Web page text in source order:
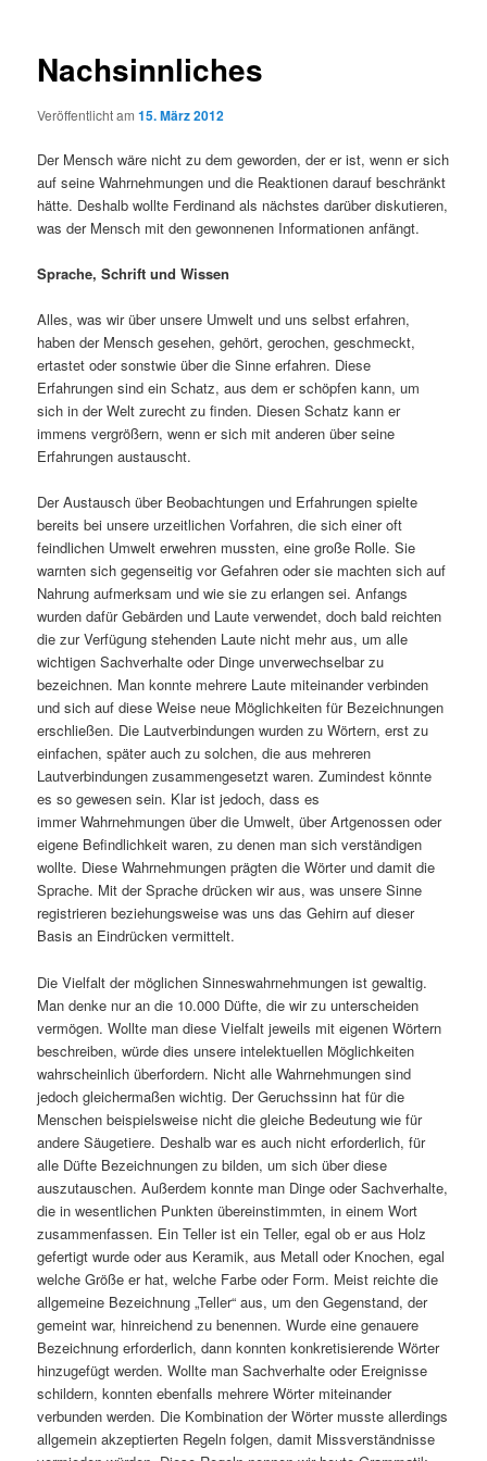
Nachsinnliches
Veröffentlicht am15. März 2012
Der Mensch wäre nicht zu dem geworden, der er ist, wenn er sich
auf seine Wahrnehmungen und die Reaktionen darauf beschränkt
hätte. Deshalb wollte Ferdinand als nächstes darüber diskutieren,
was der Mensch mit den gewonnenen Informationen anfängt.
Sprache, Schrift und Wissen
Alles, was wir über unsere Umwelt und uns selbst erfahren,
haben der Mensch gesehen, gehört, gerochen, geschmeckt,
ertastet oder sonstwie über die Sinne erfahren. Diese
Erfahrungen sind ein Schatz, aus dem er schöpfen kann, um
sich in der Welt zurecht zu finden. Diesen Schatz kann er
immens vergrößern, wenn er sich mit anderen über seine
Erfahrungen austauscht.
Der Austausch über Beobachtungen und Erfahrungen spielte
bereits bei unsere urzeitlichen Vorfahren, die sich einer oft
feindlichen Umwelt erwehren mussten, eine große Rolle. Sie
warnten sich gegenseitig vor Gefahren oder sie machten sich auf
Nahrung aufmerksam und wie sie zu erlangen sei. Anfangs
wurden dafür Gebärden und Laute verwendet, doch bald reichten
die zur Verfügung stehenden Laute nicht mehr aus, um alle
wichtigen Sachverhalte oder Dinge unverwechselbar zu
bezeichnen. Man konnte mehrere Laute miteinander verbinden
und sich auf diese Weise neue Möglichkeiten für Bezeichnungen
erschließen. Die Lautverbindungen wurden zu Wörtern, erst zu
einfachen, später auch zu solchen, die aus mehreren
Lautverbindungen zusammengesetzt waren. Zumindest könnte
es so gewesen sein. Klar ist jedoch, dass es
immer Wahrnehmungen über die Umwelt, über Artgenossen oder
eigene Befindlichkeit waren, zu denen man sich verständigen
wollte. Diese Wahrnehmungen prägten die Wörter und damit die
Sprache. Mit der Sprache drücken wir aus, was unsere Sinne
registrieren beziehungsweise was uns das Gehirn auf dieser
Basis an Eindrücken vermittelt.
Die Vielfalt der möglichen Sinneswahrnehmungen ist gewaltig.
Man denke nur an die 10.000 Düfte, die wir zu unterscheiden
vermögen. Wollte man diese Vielfalt jeweils mit eigenen Wörtern
beschreiben, würde dies unsere intelektuellen Möglichkeiten
wahrscheinlich überfordern. Nicht alle Wahrnehmungen sind
jedoch gleichermaßen wichtig. Der Geruchssinn hat für die
Menschen beispielsweise nicht die gleiche Bedeutung wie für
andere Säugetiere. Deshalb war es auch nicht erforderlich, für
alle Düfte Bezeichnungen zu bilden, um sich über diese
auszutauschen. Außerdem konnte man Dinge oder Sachverhalte,
die in wesentlichen Punkten übereinstimmten, in einem Wort
zusammenfassen. Ein Teller ist ein Teller, egal ob er aus Holz
gefertigt wurde oder aus Keramik, aus Metall oder Knochen, egal
welche Größe er hat, welche Farbe oder Form. Meist reichte die
allgemeine Bezeichnung „Teller“ aus, um den Gegenstand, der
gemeint war, hinreichend zu benennen. Wurde eine genauere
Bezeichnung erforderlich, dann konnten konkretisierende Wörter
hinzugefügt werden. Wollte man Sachverhalte oder Ereignisse
schildern, konnten ebenfalls mehrere Wörter miteinander
verbunden werden. Die Kombination der Wörter musste allerdings
allgemein akzeptierten Regeln folgen, damit Missverständnisse